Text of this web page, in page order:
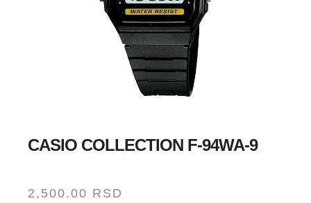
CASIO COLLECTION F-94WA-9
2,500.00 RSD